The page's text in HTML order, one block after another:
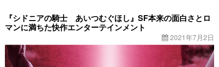
『シドニアの騎士 あいつむぐほし』SF本来の面白さとロ
マンに満ちた快作エンターテインメント
2021年7月2日